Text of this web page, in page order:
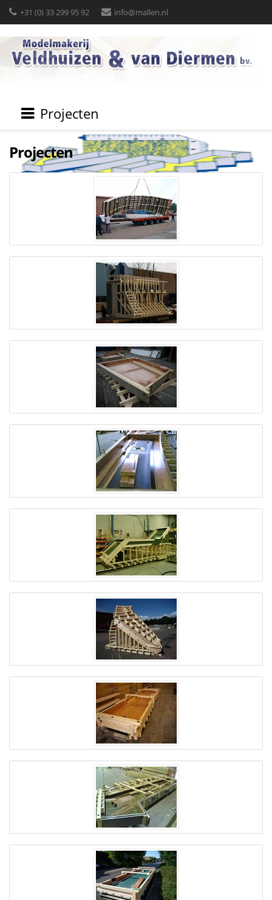
+31 (0) 33 299 95 92 info@mallen.nl
Projecten
Projecten